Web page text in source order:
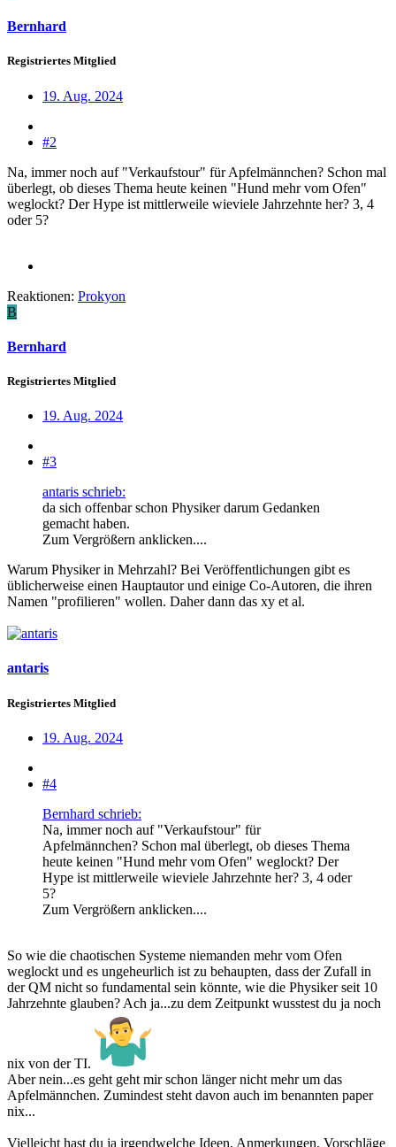
Bernhard
Registriertes Mitglied
19. Aug. 2024
#2
Na, immer noch auf "Verkaufstour" für Apfelmännchen? Schon mal
überlegt, ob dieses Thema heute keinen "Hund mehr vom Ofen"
weglockt? Der Hype ist mittlerweile wieviele Jahrzehnte her? 3, 4
oder 5?
Reaktionen: Prokyon
B
Bernhard
Registriertes Mitglied
19. Aug. 2024
#3
antaris schrieb:
da sich offenbar schon Physiker darum Gedanken
gemacht haben.
Zum Vergrößern anklicken....
Warum Physiker in Mehrzahl? Bei Veröffentlichungen gibt es
üblicherweise einen Hauptautor und einige Co-Autoren, die ihren
Namen "profilieren" wollen. Daher dann das xy et al.
antaris
Registriertes Mitglied
19. Aug. 2024
#4
Bernhard schrieb:
Na, immer noch auf "Verkaufstour" für
Apfelmännchen? Schon mal überlegt, ob dieses Thema
heute keinen "Hund mehr vom Ofen" weglockt? Der
Hype ist mittlerweile wieviele Jahrzehnte her? 3, 4 oder
5?
Zum Vergrößern anklicken....
So wie die chaotischen Systeme niemanden mehr vom Ofen
weglockt und es ungeheurlich ist zu behaupten, dass der Zufall in
der QM nicht so fundamental sein könnte, wie die Physiker seit 10
Jahrzehnte glauben? Ach ja...zu dem Zeitpunkt wusstest du ja noch
nix von der TI.
Aber nein...es geht geht mir schon länger nicht mehr um das
Apfelmännchen. Zumindest steht davon auch im benannten paper
nix...
Vielleicht hast du ja irgendwelche Ideen, Anmerkungen, Vorschläge